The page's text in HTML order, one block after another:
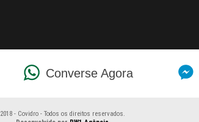
Converse Agora
2018 - Covidro - Todos os direitos reservados.